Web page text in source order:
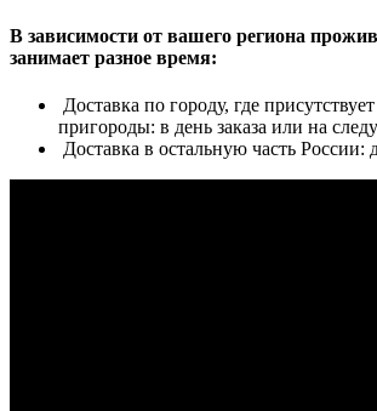
В зависимости от вашего региона
занимает разное время:
Доставка по городу, где
пригороды: в день заказа или на
Доставка в остальную часть России: